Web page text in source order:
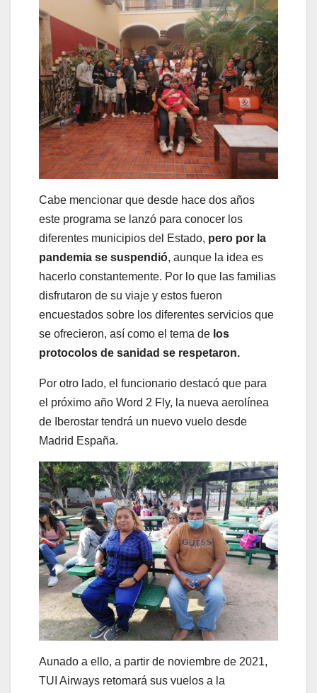
Cabe mencionar que desde hace dos años
este programa se lanzó para conocer los
diferentes municipios del Estado, pero por la
pandemia se suspendió, aunque la idea es
hacerlo constantemente. Por lo que las familias
disfrutaron de su viaje y estos fueron
encuestados sobre los diferentes servicios que
se ofrecieron, así como el tema de los
protocolos de sanidad se respetaron.
Por otro lado, el funcionario destacó que para
el próximo año Word 2 Fly, la nueva aerolínea
de Iberostar tendrá un nuevo vuelo desde
Madrid España.
Aunado a ello, a partir de noviembre de 2021,
TUI Airways retomará sus vuelos a la